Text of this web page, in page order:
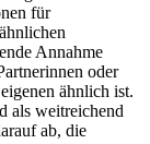
für
Annahme
oder
ähnlich ist.
als weitreichend
ab, die